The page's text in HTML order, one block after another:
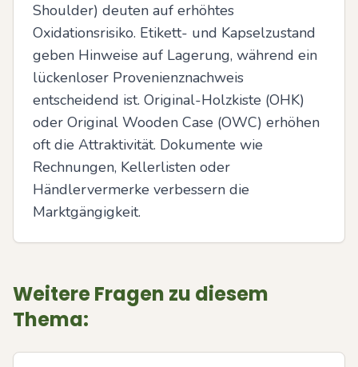
Shoulder) deuten auf erhöhtes
Oxidationsrisiko. Etikett- und Kapselzustand
geben Hinweise auf Lagerung, während ein
lückenloser Provenienznachweis
entscheidend ist. Original-Holzkiste (OHK)
oder Original Wooden Case (OWC) erhöhen
oft die Attraktivität. Dokumente wie
Rechnungen, Kellerlisten oder
Händlervermerke verbessern die
Marktgängigkeit.
Weitere Fragen zu diesem
Thema: